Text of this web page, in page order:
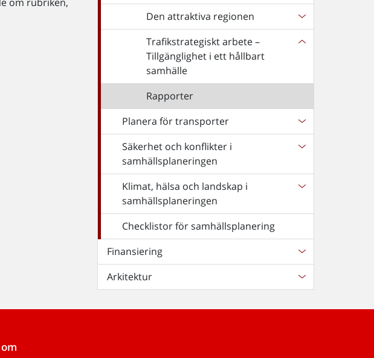
Den attraktiva regionen
Trafikstrategiskt arbete –
Tillgänglighet i ett hållbart
samhälle
Rapporter
Planera för transporter
Säkerhet och konflikter i
samhällsplaneringen
Klimat, hälsa och landskap i
samhällsplaneringen
Checklistor för samhällsplanering
Finansiering
Arkitektur